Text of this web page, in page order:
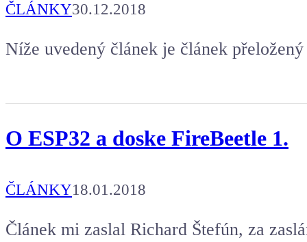
ČLÁNKY30.12.2018
Níže uvedený článek je článek
O ESP32 a doske FireBeetle 1.
ČLÁNKY18.01.2018
Článek mi zaslal Richard Štefún, za